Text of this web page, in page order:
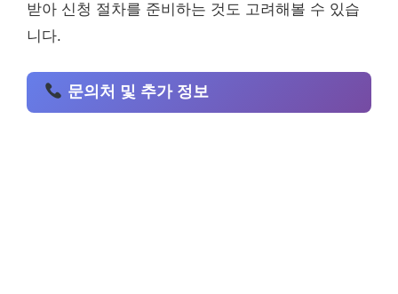
받아 신청 절차를 준비하는 것도 고려해볼 수 있습
니다.
문의처 및 추가 정보